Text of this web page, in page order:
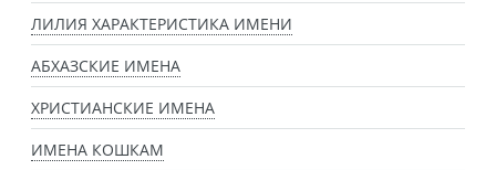
ЛИЛИЯ ХАРАКТЕРИСТИКА ИМЕНИ
АБХАЗСКИЕ ИМЕНА
ХРИСТИАНСКИЕ ИМЕНА
ИМЕНА КОШКАМ